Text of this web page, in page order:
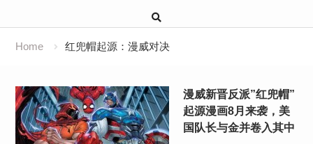
Home 红兜帽起源：漫威对决
漫威新晋反派”红兜帽”
起源漫画8月来袭，美
国队长与金并卷入其中